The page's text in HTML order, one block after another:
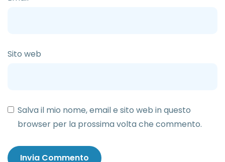
Sito web
Salva il mio nome, email e sito web in questo
browser per la prossima volta che commento.